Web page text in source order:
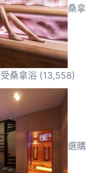
桑拿
桑拿浴 (13,558)
選購